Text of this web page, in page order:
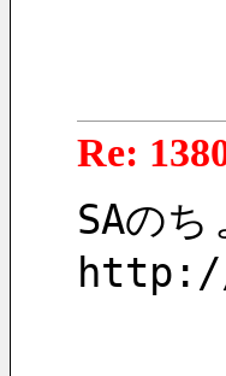
Re:
SAの
http://